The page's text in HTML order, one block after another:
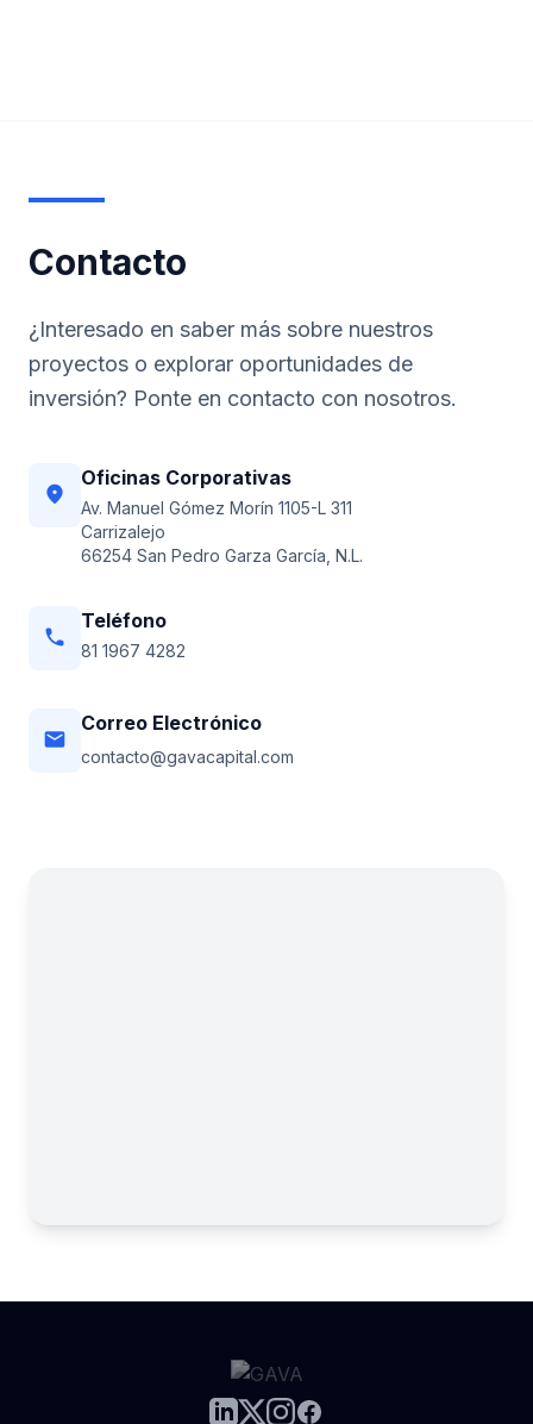
Contacto
¿Interesado en saber más sobre nuestros
proyectos o explorar oportunidades de
inversión? Ponte en contacto con nosotros.
location_on
Oficinas Corporativas
Av. Manuel Gómez Morín 1105-L 311
Carrizalejo
66254 San Pedro Garza García, N.L.
phone
Teléfono
81 1967 4282
email
Correo Electrónico
contacto@gavacapital.com